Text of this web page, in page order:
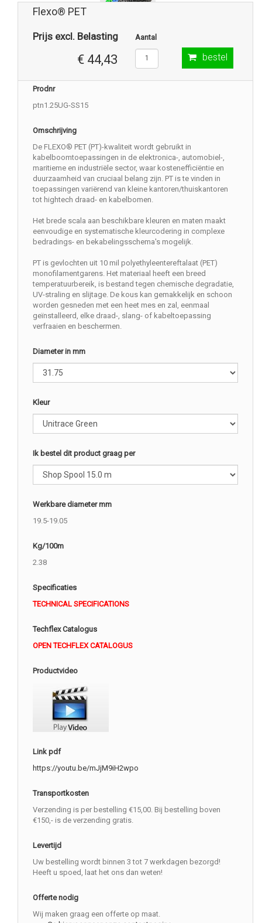
Flexo® PET
Prijs excl. Belasting
€ 44,43
Aantal
bestel
Prodnr
ptn1.25UG-SS15
Omschrijving
De FLEXO® PET (PT)-kwaliteit wordt gebruikt in
kabelboomtoepassingen in de elektronica-, automobiel-,
maritieme en industriële sector, waar kostenefficiëntie en
duurzaamheid van cruciaal belang zijn. PT is te vinden in
toepassingen variërend van kleine kantoren/thuiskantoren
tot hightech draad- en kabelbomen.
Het brede scala aan beschikbare kleuren en maten maakt
eenvoudige en systematische kleurcodering in complexe
bedradings- en bekabelingsschema's mogelijk.
PT is gevlochten uit 10 mil polyethyleentereftalaat (PET)
monofilamentgarens. Het materiaal heeft een breed
temperatuurbereik, is bestand tegen chemische degradatie,
UV-straling en slijtage. De kous kan gemakkelijk en schoon
worden gesneden met een heet mes en zal, eenmaal
geïnstalleerd, elke draad-, slang- of kabeltoepassing
verfraaien en beschermen.
Diameter in mm
Kleur
Ik bestel dit product graag per
Werkbare diameter mm
19.5-19.05
Kg/100m
2.38
Specificaties
TECHNICAL SPECIFICATIONS
Techflex Catalogus
OPEN TECHFLEX CATALOGUS
Productvideo
Link pdf
https://youtu.be/mJjM9iH2wpo
Transportkosten
Verzending is per bestelling €15,00. Bij bestelling boven
€150,- is de verzending gratis.
Levertijd
Uw bestelling wordt binnen 3 tot 7 werkdagen bezorgd!
Heeft u spoed, laat het ons dan weten!
Offerte nodig
Wij maken graag een offerte op maat.